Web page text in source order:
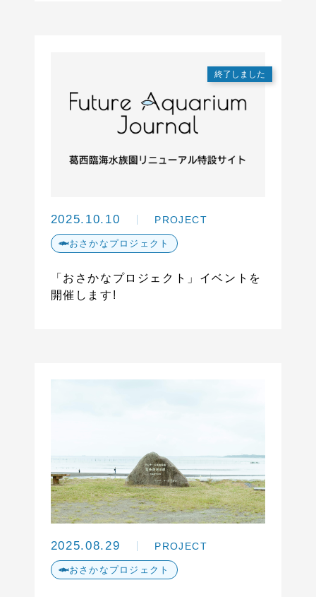
終了しました
2025.10.10 PROJECT
おさかなプロジェクト
「おさかなプロジェクト」イベントを
開催します!
2025.08.29 PROJECT
おさかなプロジェクト